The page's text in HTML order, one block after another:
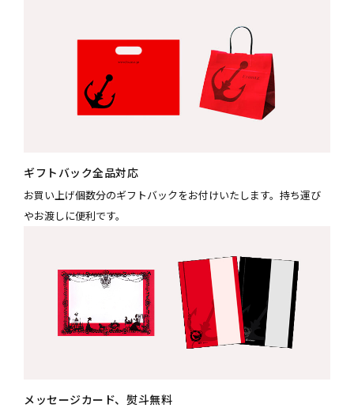
ギフトバック全品対応
お買い上げ個数分のギフトバックをお付けいたします。持ち運び
やお渡しに便利です。
メッセージカード、熨斗無料